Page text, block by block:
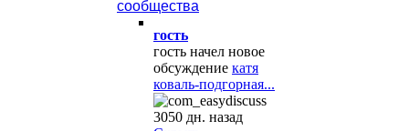
сообщества
гость
гость начел новое
обсуждение катя
коваль-подгорная...
3050 дн. назад